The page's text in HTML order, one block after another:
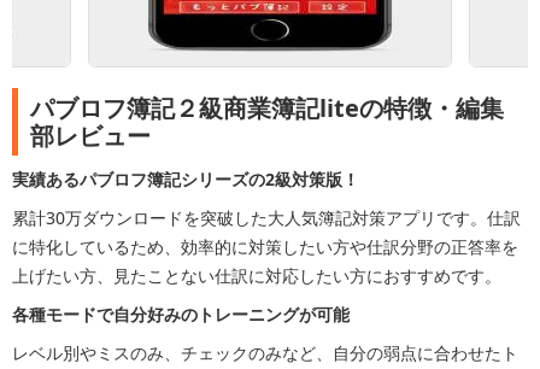
パブロフ簿記２級商業簿記liteの特徴・編集
部レビュー
実績あるパブロフ簿記シリーズの2級対策版！
累計30万ダウンロードを突破した大人気簿記対策アプリです。仕訳
に特化しているため、効率的に対策したい方や仕訳分野の正答率を
上げたい方、見たことない仕訳に対応したい方におすすめです。
各種モードで自分好みのトレーニングが可能
レベル別やミスのみ、チェックのみなど、自分の弱点に合わせたト